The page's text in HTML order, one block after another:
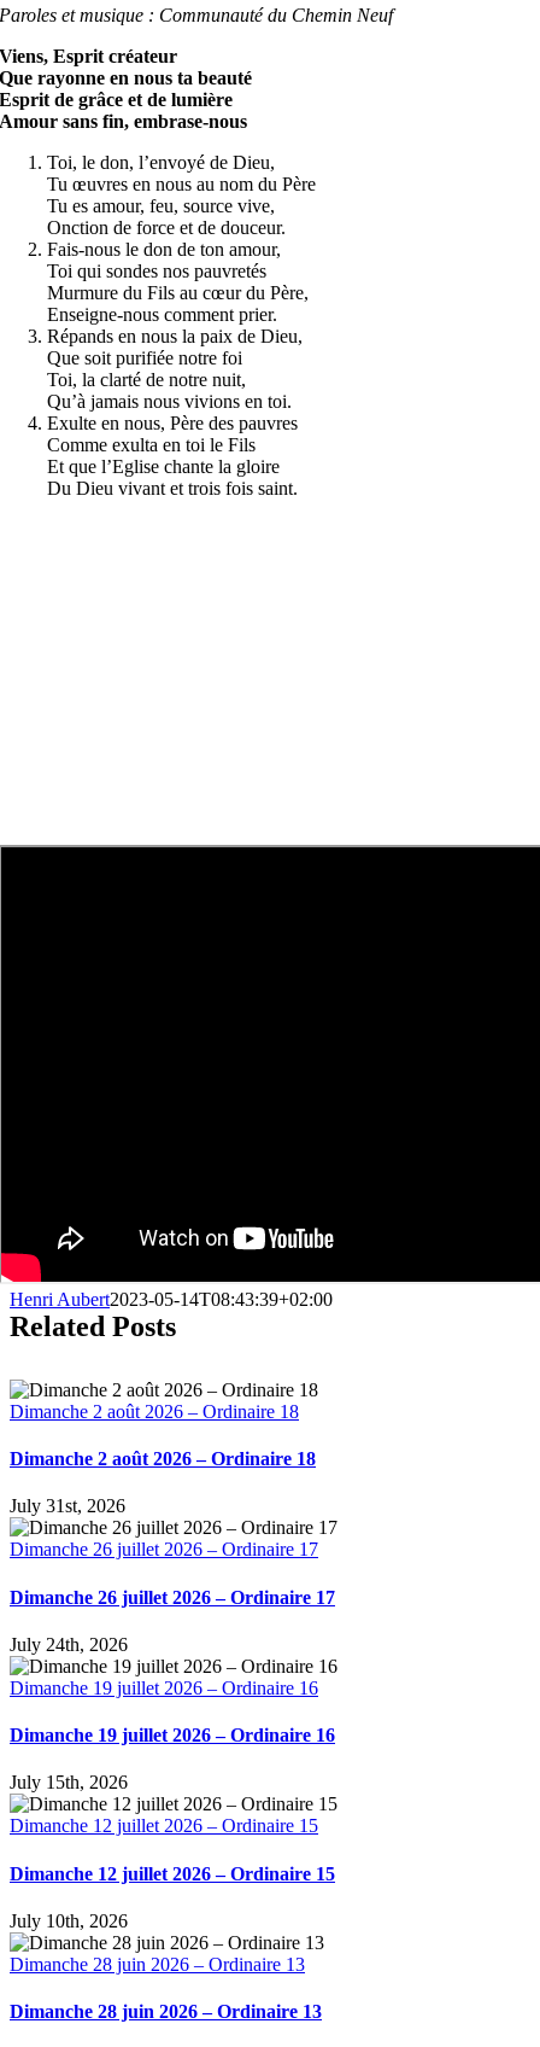
Paroles et musique : Communauté du Chemin Neuf
Viens, Esprit créateur
Que rayonne en nous ta beauté
Esprit de grâce et de lumière
Amour sans fin, embrase-nous
Toi, le don, l’envoyé de Dieu,
Tu œuvres en nous au nom du Père
Tu es amour, feu, source vive,
Onction de force et de douceur.
Fais-nous le don de ton amour,
Toi qui sondes nos pauvretés
Murmure du Fils au cœur du Père,
Enseigne-nous comment prier.
Répands en nous la paix de Dieu,
Que soit purifiée notre foi
Toi, la clarté de notre nuit,
Qu’à jamais nous vivions en toi.
Exulte en nous, Père des pauvres
Comme exulta en toi le Fils
Et que l’Eglise chante la gloire
Du Dieu vivant et trois fois saint.
Henri Aubert2023-05-14T08:43:39+02:00
Related Posts
Dimanche 2 août 2026 – Ordinaire 18
Dimanche 2 août 2026 – Ordinaire 18
July 31st, 2026
Dimanche 26 juillet 2026 – Ordinaire 17
Dimanche 26 juillet 2026 – Ordinaire 17
July 24th, 2026
Dimanche 19 juillet 2026 – Ordinaire 16
Dimanche 19 juillet 2026 – Ordinaire 16
July 15th, 2026
Dimanche 12 juillet 2026 – Ordinaire 15
Dimanche 12 juillet 2026 – Ordinaire 15
July 10th, 2026
Dimanche 28 juin 2026 – Ordinaire 13
Dimanche 28 juin 2026 – Ordinaire 13